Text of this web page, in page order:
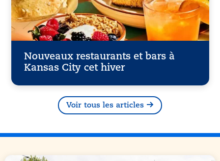
Nouveaux restaurants et bars à
Kansas City cet hiver
Voir tous les articles